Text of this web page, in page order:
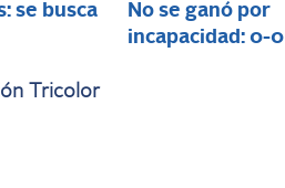
se busca
No se ganó por
incapacidad: 0-0
Tricolor